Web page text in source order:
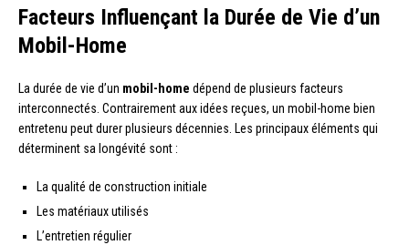
Facteurs Influençant la Durée de Vie d’un
Mobil-Home
La durée de vie d’un mobil-home dépend de plusieurs facteurs
interconnectés. Contrairement aux idées reçues, un mobil-home bien
entretenu peut durer plusieurs décennies. Les principaux éléments qui
déterminent sa longévité sont :
La qualité de construction initiale
Les matériaux utilisés
L’entretien régulier